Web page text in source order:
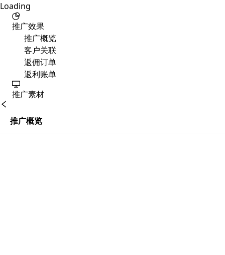
Loading
推广效果
推广概览
客户关联
返佣订单
返利账单
推广素材
推广概览